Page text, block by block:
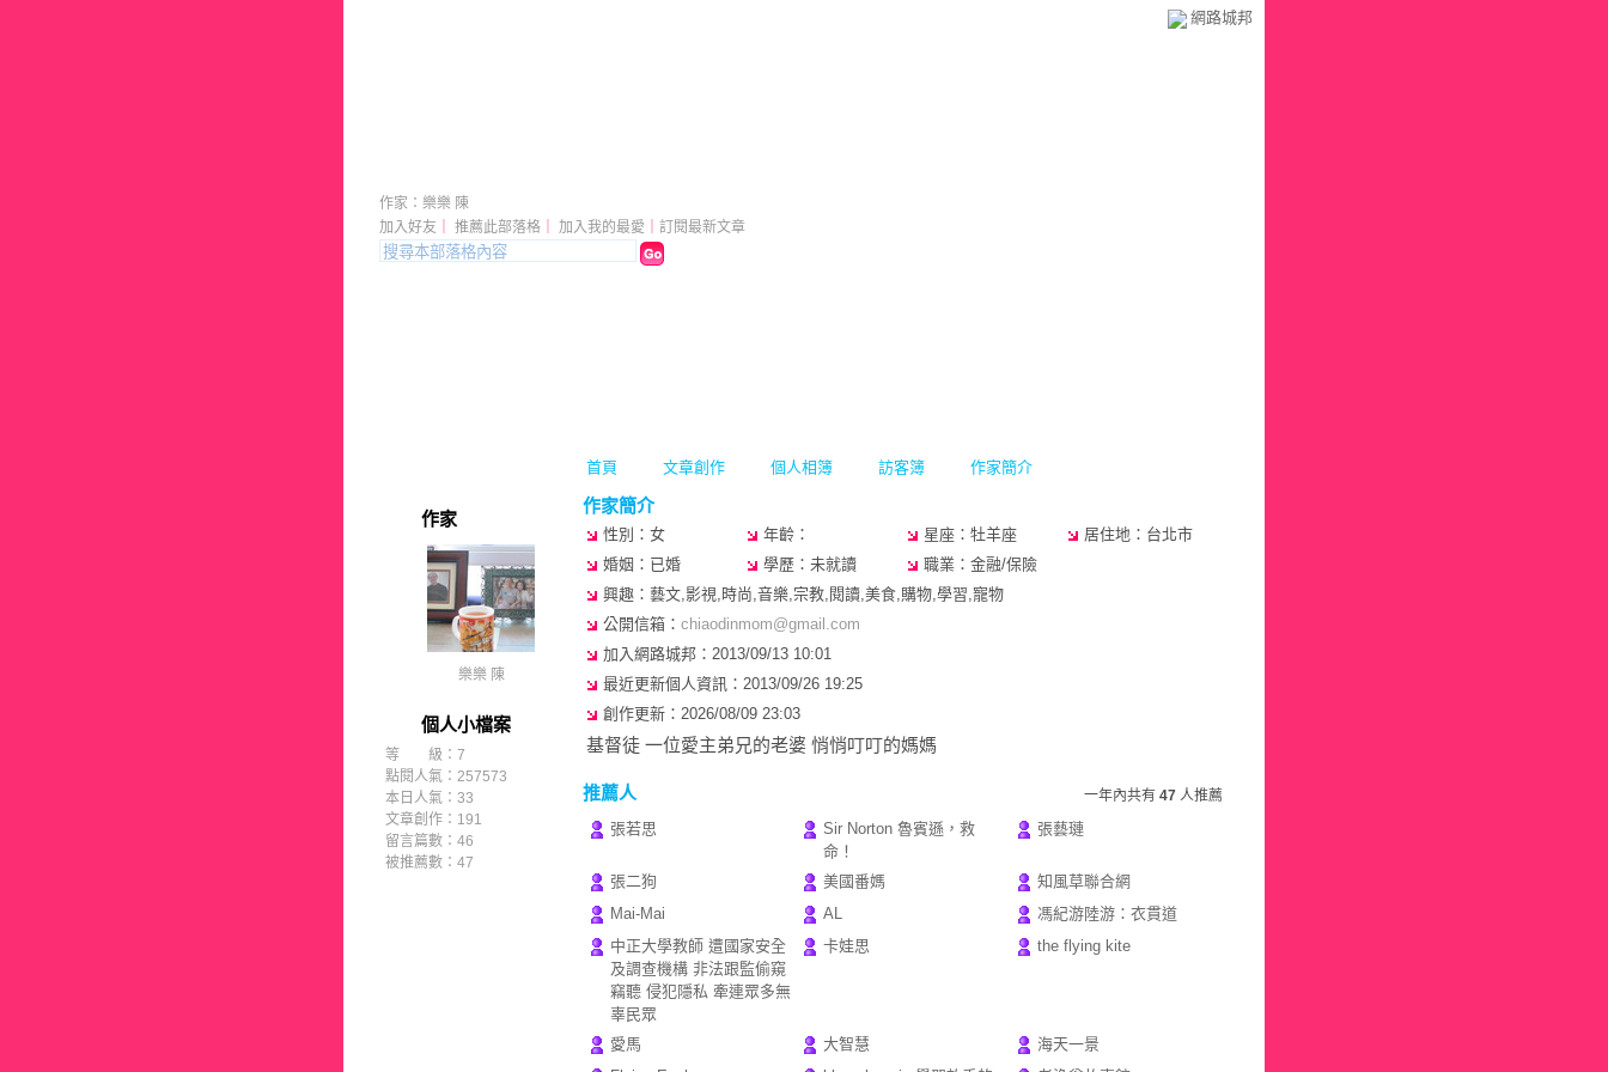
網路城邦
首頁 文章創作 個人相簿 訪客簿 作家簡介
加入好友 推薦此部落格 加入我的最愛 訂閱最新文章
作家：樂樂 陳
作家
樂樂 陳
個人小檔案
等 級：7
點閱人氣：257573
本日人氣：33
文章創作：191
留言篇數：46
被推薦數： 47
作家簡介
性別：女 年齡： 星座：牡羊座
居住地：台北市
婚姻：已婚
學歷：未就讀
職業：金融/保險
興趣：藝文,影視,時尚,音樂,宗教,閱讀,美食,購物,學習,寵物
公開信箱： chiaodinmom@gmail.com
加入網路城邦：2013/09/13 10:01
最近更新個人資訊：2013/09/26 19:25
創作更新：2026/08/09 23:03
基督徒 一位愛主弟兄的老婆 悄悄叮叮的媽媽
推薦人 一年內共有 47 人推薦
張若思
Sir Norton 魯賓遜，救
命！
張藝璉
張二狗 美國番媽
知風草聯合網
Mai-Mai
AL
馮紀游陸游：衣貫道
中正大學教師 遭國家安全
及調查機構 非法跟監偷窺
竊聽 侵犯隱私 牽連眾多無
辜民眾
卡娃思 the flying kite
愛馬 大智慧
海天一景